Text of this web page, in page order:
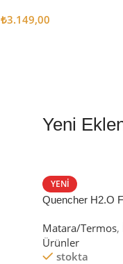
₺3.149,00
Yeni
YENI
Quencher H2.O
Matara/Termos,
Ürünler
stokta